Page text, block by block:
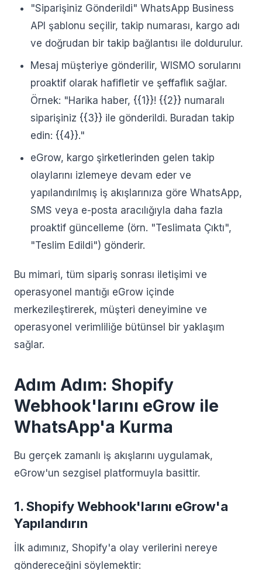
"Siparişiniz Gönderildi" WhatsApp Business
API şablonu seçilir, takip numarası, kargo adı
ve doğrudan bir takip bağlantısı ile doldurulur.
Mesaj müşteriye gönderilir, WISMO sorularını
proaktif olarak hafifletir ve şeffaflık sağlar.
Örnek: "Harika haber, {{1}}! {{2}} numaralı
siparişiniz {{3}} ile gönderildi. Buradan takip
edin: {{4}}."
eGrow, kargo şirketlerinden gelen takip
olaylarını izlemeye devam eder ve
yapılandırılmış iş akışlarınıza göre WhatsApp,
SMS veya e-posta aracılığıyla daha fazla
proaktif güncelleme (örn. "Teslimata Çıktı",
"Teslim Edildi") gönderir.
Bu mimari, tüm sipariş sonrası iletişimi ve
operasyonel mantığı eGrow içinde
merkezileştirerek, müşteri deneyimine ve
operasyonel verimliliğe bütünsel bir yaklaşım
sağlar.
Adım Adım: Shopify
Webhook'larını eGrow ile
WhatsApp'a Kurma
Bu gerçek zamanlı iş akışlarını uygulamak,
eGrow'un sezgisel platformuyla basittir.
1. Shopify Webhook'larını eGrow'a
Yapılandırın
İlk adımınız, Shopify'a olay verilerini nereye
göndereceğini söylemektir: